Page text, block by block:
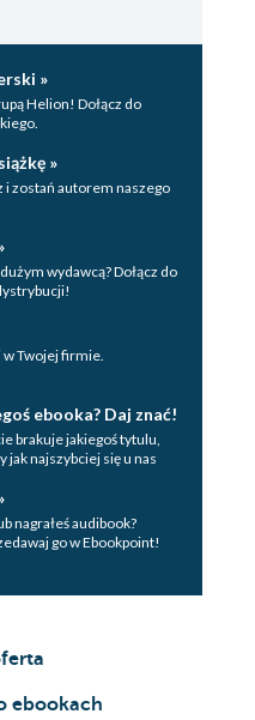
»
Helion! Dołącz do
»
i zostań autorem naszego
wydawcą? Dołącz do
w Twojej firmie.
ebooka? Daj znać!
brakuje jakiegoś tytulu,
jak najszybciej się u nas
nagrałeś audibook?
go w Ebookpoint!
ebookach